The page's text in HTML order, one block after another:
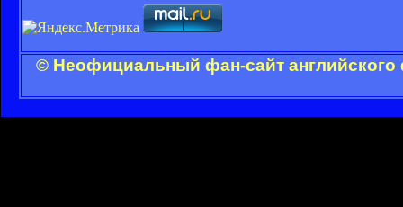
© Неофициальный фан-сайт английского